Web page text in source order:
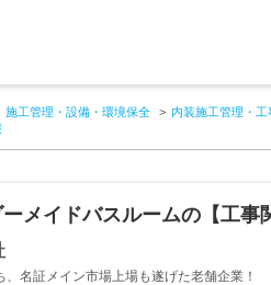
施工管理・設備・環境保全 内装施工管理・工
メイドバスルームの【工事
名証メイン市場上場も遂げた老舗企業！